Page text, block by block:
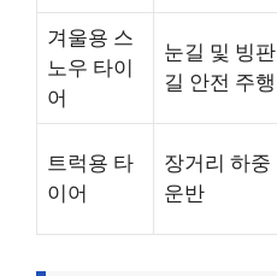
겨울용 스
노우 타이
어
눈길 및 빙판
길 안전 주행
트럭용 타
이어
장거리 하중
운반